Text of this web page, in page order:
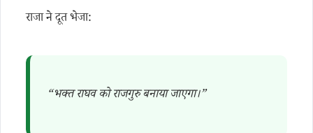
राजा ने दूत भेजा:
“भक्त राघव को राजगुरु बनाया जाएगा।”